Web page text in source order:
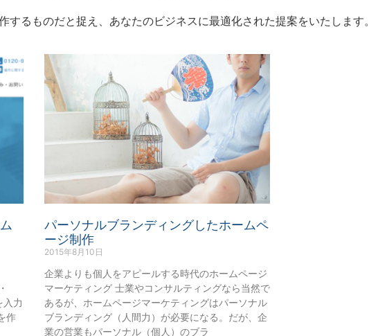
るものだと捉え、あなたのビジネスに最適化された提案をいたします。
入力
作
パーソナルブランディングしたホームペ
ージ制作
2015年8月10日
企業よりも個人をアピールする時代のホームページ
マーケティング 士業やコンサルティングなら当然で
あるが、ホームページマーケティングはパーソナル
ブランディング（人間力）が必要になる。だが、企
業の営業もパーソナル（個人）のブラ